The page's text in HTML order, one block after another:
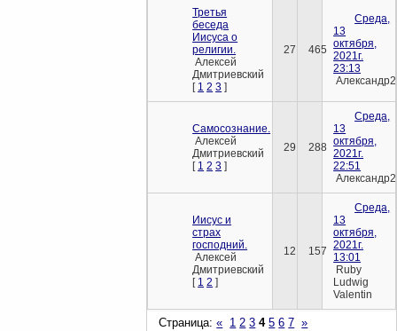
Третья
беседа
Иисуса о
религии.
Алексей
Дмитриевский
[ 1 2 3 ]
27 465
Среда,
13
октября,
2021г.
23:13
Самосознание.
Алексей
Дмитриевский
[ 1 2 3 ]
29 288
Среда,
13
октября,
2021г.
22:51
Иисус и
страх
господний.
Алексей
Дмитриевский
[ 1 2 ]
12 157
Среда,
13
октября,
2021г.
13:01
Ruby
Ludwig
Valentin
Страница:« 1 2 3 4 5 6 7 »